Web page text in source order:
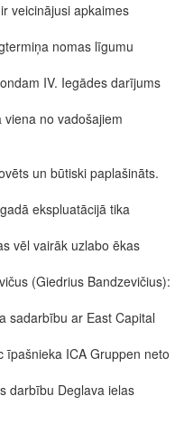
veicinājusi apkaimes
nomas līgumu
IV. Iegādes darījums
no vadošajiem
un būtiski paplašināts.
ekspluatācijā tika
vēl vairāk uzlabo ēkas
(Giedrius Bandzevičius):
sadarbību ar East Capital
īpašnieka ICA Gruppen neto
darbību Deglava ielas